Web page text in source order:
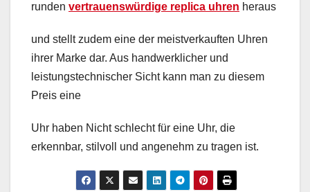
runden vertrauenswürdige replica uhren heraus
und stellt zudem eine der meistverkauften Uhren
ihrer Marke dar. Aus handwerklicher und
leistungstechnischer Sicht kann man zu diesem
Preis eine
Uhr haben Nicht schlecht für eine Uhr, die
erkennbar, stilvoll und angenehm zu tragen ist.